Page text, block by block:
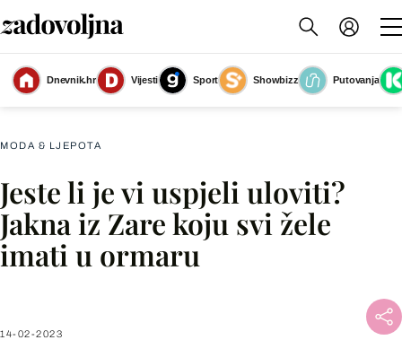
Dnevnik.hr Vijesti Sport Showbizz
Putovanja
Bomber jakna iz Zare
(Foto: Internetska stranica proizvođača)
MODA & LJEPOTA
Jeste li je vi uspjeli uloviti?
Jakna iz Zare koju svi žele
imati u ormaru
14-02-2023
Facebook
X